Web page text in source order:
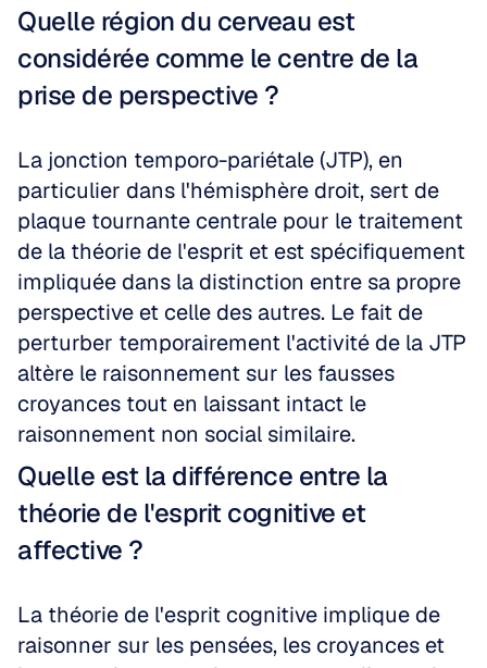
Quelle région du cerveau est
considérée comme le centre de la
prise de perspective ?
La jonction temporo-pariétale (JTP), en
particulier dans l'hémisphère droit, sert de
plaque tournante centrale pour le traitement
de la théorie de l'esprit et est spécifiquement
impliquée dans la distinction entre sa propre
perspective et celle des autres. Le fait de
perturber temporairement l'activité de la JTP
altère le raisonnement sur les fausses
croyances tout en laissant intact le
raisonnement non social similaire.
Quelle est la différence entre la
théorie de l'esprit cognitive et
affective ?
La théorie de l'esprit cognitive implique de
raisonner sur les pensées, les croyances et